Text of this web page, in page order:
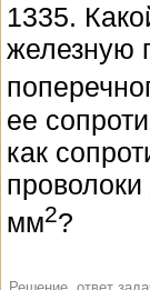
1335.
железную
ее
как
мм2?